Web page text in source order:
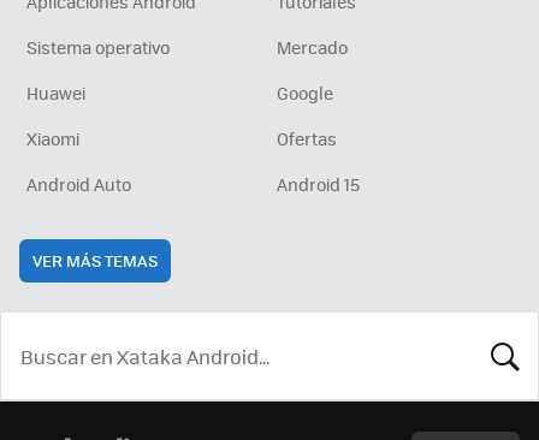
Sistema operativo
Mercado
Huawei
Google
Xiaomi
Ofertas
Android Auto
Android 15
VER MÁS TEMAS